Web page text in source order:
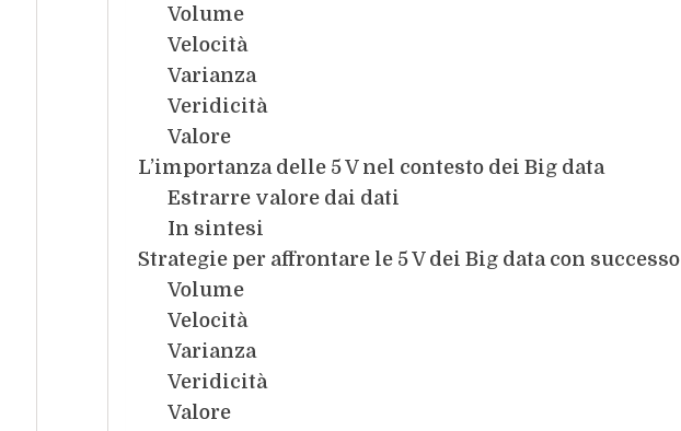
Volume
Velocità
Varianza
Veridicità
Valore
L’importanza delle 5 V nel contesto dei Big data
Estrarre valore dai dati
In sintesi
Strategie per affrontare le 5 V dei Big data con successo
Volume
Velocità
Varianza
Veridicità
Valore